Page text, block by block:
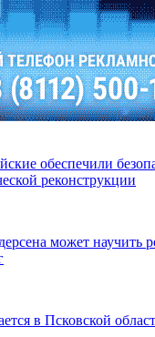
обеспечили
реконструкции
может научить
в Псковской